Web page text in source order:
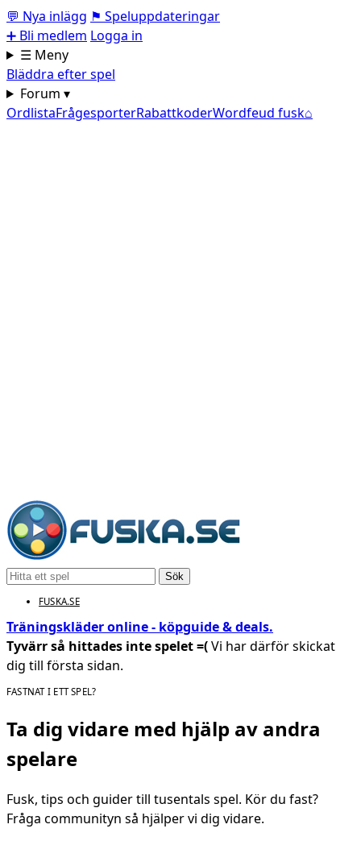
💬 Nya inlägg ⚑ Speluppdateringar
➕ Bli medlem Logga in
☰ Meny
Bläddra efter spel
Forum ▾
OrdlistaFrågesporterRabattkoderWordfeud fusk⌂
Sök
FUSKA.SE
Träningskläder online - köpguide & deals.
Tyvärr så hittades inte spelet =(Vi har därför skickat
dig till första sidan.
FASTNAT I ETT SPEL?
Ta dig vidare med hjälp av andra
spelare
Fusk, tips och guider till tusentals spel. Kör du fast?
Fråga communityn så hjälper vi dig vidare.